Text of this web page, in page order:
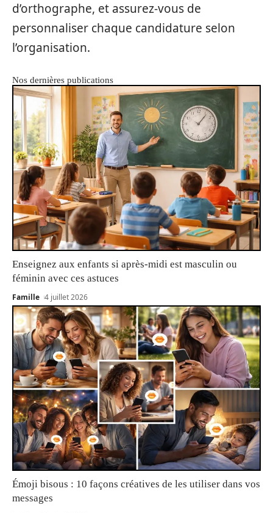
d’orthographe, et assurez-vous de
personnaliser chaque candidature selon
l’organisation.
Nos dernières publications
Enseignez aux enfants si après-midi est masculin ou
féminin avec ces astuces
Famille 4 juillet 2026
Émoji bisous : 10 façons créatives de les utiliser dans vos
messages